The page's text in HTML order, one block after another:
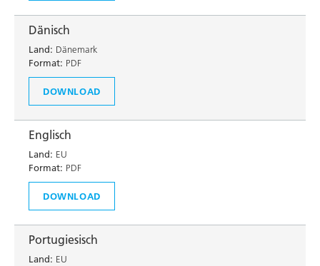
Dänisch
Land: Dänemark
Format: PDF
DOWNLOAD
Englisch
Land: EU
Format: PDF
DOWNLOAD
Portugiesisch
Land: EU